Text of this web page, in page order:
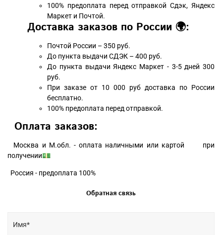
100% предоплата перед отправкой Сдэк, Яндекс
Маркет и Почтой.
Доставка заказов по России 🌍:
Почтой России – 350 руб.
До пункта выдачи СДЭК – 400 руб.
До пункта выдачи Яндекс Маркет - 3-5 дней 300
руб.
При заказе от 10 000 руб доставка по России
бесплатно.
100% предоплата перед отправкой.
Оплата заказов:
Москва и М.обл. - оплата наличными или картой при
получении💵
Россия - предоплата 100%
Обратная связь